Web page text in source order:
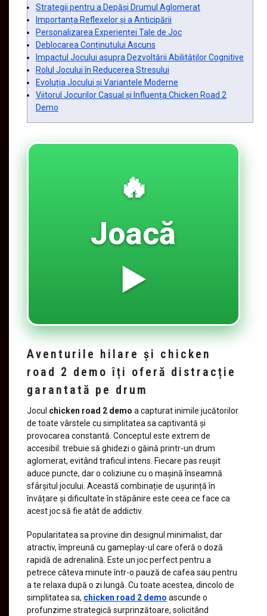
Strategii pentru a Depăși Drumul Aglomerat
Importanța Reflexelor și a Anticipării
Personalizarea Experienței Tale de Joc
Deblocarea Conținutului Ascuns
Impactul Jocului asupra Dezvoltării Abilităților Cognitive
Rolul Jocului în Reducerea Stresului
Evoluția Jocului și Variantele Moderne
Viitorul Jocurilor Casual și Influența Chicken Road 2
Demo
🔥
Joacă
▶️
Aventurile hilare și chicken
road 2 demo îți oferă distracție
garantată pe drum
Jocul chicken road 2 demo a capturat inimile jucătorilor
de toate vârstele cu simplitatea sa captivantă și
provocarea constantă. Conceptul este extrem de
accesibil: trebuie să ghidezi o găină printr-un drum
aglomerat, evitând traficul intens. Fiecare pas reușit
aduce puncte, dar o coliziune cu o mașină înseamnă
sfârșitul jocului. Această combinație de ușurință în
învățare și dificultate în stăpânire este ceea ce face ca
acest joc să fie atât de addictiv.
Popularitatea sa provine din designul minimalist, dar
atractiv, împreună cu gameplay-ul care oferă o doză
rapidă de adrenalină. Este un joc perfect pentru a
petrece câteva minute într-o pauză de cafea sau pentru
a te relaxa după o zi lungă. Cu toate acestea, dincolo de
simplitatea sa, chicken road 2 demo ascunde o
profunzime strategică surprinzătoare, solicitând